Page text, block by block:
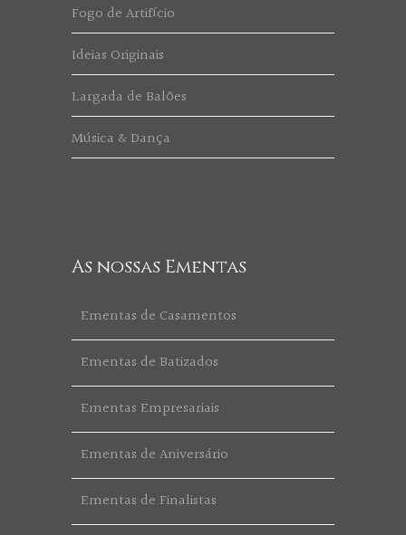
Fogo de Artifício
Ideias Originais
Largada de Balões
Música & Dança
As nossas Ementas
Ementas de Casamentos
Ementas de Batizados
Ementas Empresariais
Ementas de Aniversário
Ementas de Finalistas